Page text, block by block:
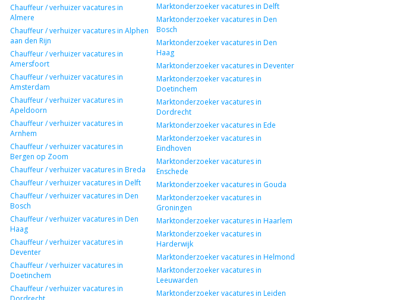
Chauffeur / verhuizer vacatures in
Almere
Chauffeur / verhuizer vacatures in Alphen
aan den Rijn
Chauffeur / verhuizer vacatures in
Amersfoort
Chauffeur / verhuizer vacatures in
Amsterdam
Chauffeur / verhuizer vacatures in
Apeldoorn
Chauffeur / verhuizer vacatures in
Arnhem
Chauffeur / verhuizer vacatures in
Bergen op Zoom
Chauffeur / verhuizer vacatures in Breda
Chauffeur / verhuizer vacatures in Delft
Chauffeur / verhuizer vacatures in Den
Bosch
Chauffeur / verhuizer vacatures in Den
Haag
Chauffeur / verhuizer vacatures in
Deventer
Chauffeur / verhuizer vacatures in
Doetinchem
Chauffeur / verhuizer vacatures in
Marktonderzoeker vacatures in Delft
Marktonderzoeker vacatures in Den
Bosch
Marktonderzoeker vacatures in Den
Haag
Marktonderzoeker vacatures in Deventer
Marktonderzoeker vacatures in
Doetinchem
Marktonderzoeker vacatures in
Dordrecht
Marktonderzoeker vacatures in Ede
Marktonderzoeker vacatures in
Eindhoven
Marktonderzoeker vacatures in
Enschede
Marktonderzoeker vacatures in Gouda
Marktonderzoeker vacatures in
Groningen
Marktonderzoeker vacatures in Haarlem
Marktonderzoeker vacatures in
Harderwijk
Marktonderzoeker vacatures in Helmond
Marktonderzoeker vacatures in
Leeuwarden
Marktonderzoeker vacatures in Leiden